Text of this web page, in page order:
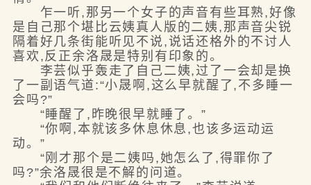
乍一听,那另一个女子的声音有些耳熟,好像
是自己那个堪比云姨真人版的二姨,那声音尖锐
隔着好几条街能听见不说,说话还格外的不讨人
喜欢,反正余洛晟是特别有印象的。
李芸似乎轰走了自己二姨,过了一会却是换
了一副语气道:“小晟啊,这么早就醒了,不多睡一
会吗?”
“睡醒了,昨晚很早就睡了。”
“你啊,本就该多休息休息,也该多运动运
动。”
“刚才那个是二姨吗,她怎么了,得罪你了
吗?”余洛晟很是不解的问道。